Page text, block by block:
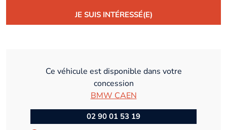
JE SUIS INTÉRESSÉ(E)
Ce véhicule est disponible dans votre
concession
BMW CAEN
02 90 01 53 19